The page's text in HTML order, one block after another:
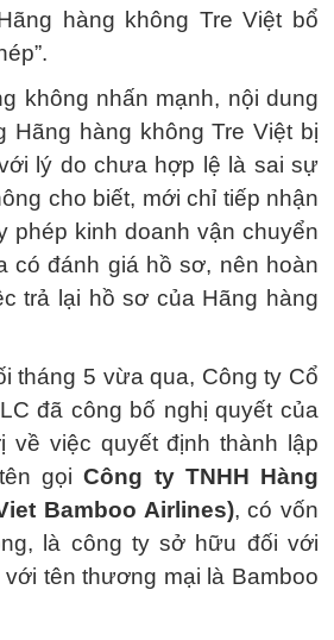
hàng không Tre Việt bổ
không nhấn mạnh, nội dung
Hãng hàng không Tre Việt bị
lý do chưa hợp lệ là sai sự
cho biết, mới chỉ tiếp nhận
phép kinh doanh vận chuyển
có đánh giá hồ sơ, nên hoàn
trả lại hồ sơ của Hãng hàng
tháng 5 vừa qua, Công ty Cổ
đã công bố nghị quyết của
về việc quyết định thành lập
gọiCông ty TNHH Hàng
Bamboo Airlines), có vốn
là công ty sở hữu đối với
tên thương mại là Bamboo